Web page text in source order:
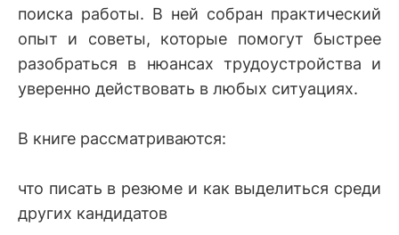
поиска работы. В ней собран практический
опыт и советы, которые помогут быстрее
разобраться в нюансах трудоустройства и
уверенно действовать в любых ситуациях.
В книге рассматриваются:
что писать в резюме и как выделиться среди
других кандидатов